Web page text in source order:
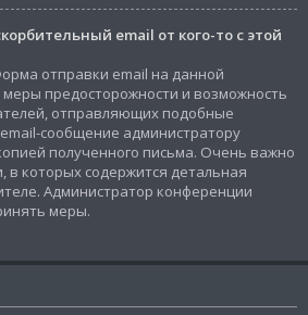
email от кого-то с этой
отправки email на данной
предосторожности и возможность
отправляющих подобные
сообщение администратору
полученного письма. Очень важно
в которых содержится детальная
Администратор конференции
меры.